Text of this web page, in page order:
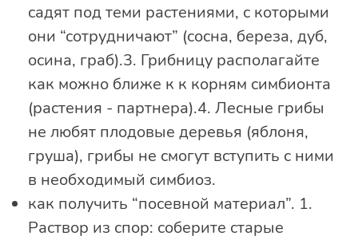
садят под теми растениями, с которыми
они “сотрудничают” (сосна, береза, дуб,
осина, граб).3. Грибницу располагайте
как можно ближе к к корням симбионта
(растения - партнера).4. Лесные грибы
не любят плодовые деревья (яблоня,
груша), грибы не смогут вступить с ними
в необходимый симбиоз.
как получить “посевной материал”. 1.
Раствор из спор: соберите старые